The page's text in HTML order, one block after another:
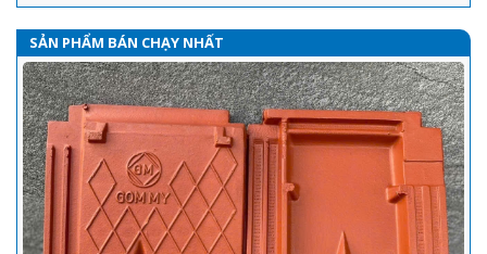
SẢN PHẨM BÁN CHẠY NHẤT